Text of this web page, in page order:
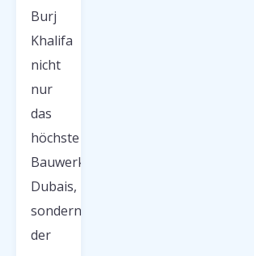
Burj
Khalifa
nicht
nur
das
höchste
Bauwerk
Dubais,
sondern
der